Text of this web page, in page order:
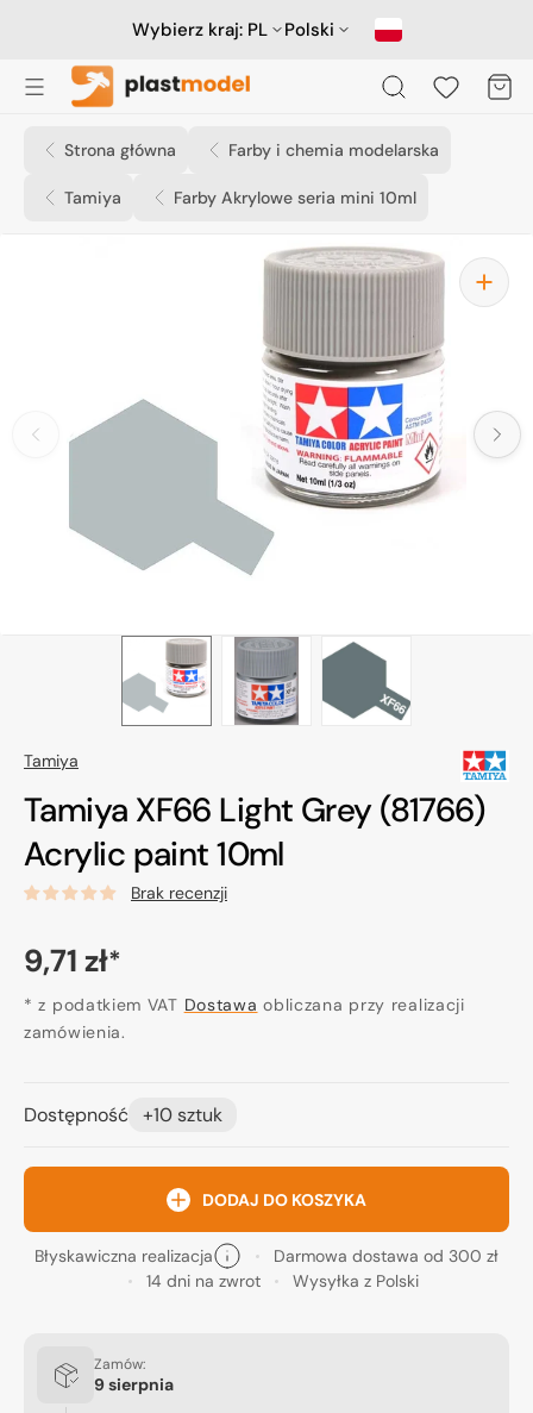
Wybierz kraj: PL Polski
Koszyk
Strona główna Farby i chemia modelarska
Tamiya Farby Akrylowe seria mini 10ml
Otwórz
media
1
w
galerii
Tamiya
Tamiya XF66 Light Grey (81766)
Acrylic paint 10ml
Brak recenzji
Cena
regularna
9,71 zł*
* z podatkiem VAT Dostawa obliczana przy realizacji
zamówienia.
Dostępność +10 sztuk
DODAJ DO KOSZYKA
Błyskawiczna realizacja
Darmowa dostawa od 300 zł
14 dni na zwrot
Wysyłka z Polski
Zamów:
9 sierpnia